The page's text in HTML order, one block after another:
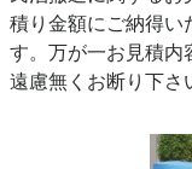
積り金額にご納得い
す。万が一お見積内
遠慮無くお断り下さ